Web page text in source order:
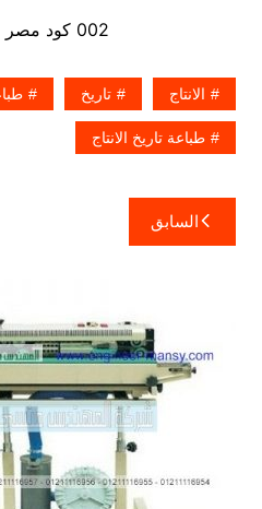
002 كود مصر قبل الرقم
الانتاج تاريخ
طباعة تاريخ الانتاج
تصفّح
المقالات
السابق